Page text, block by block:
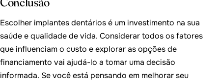
Escolher implantes dentários é um investimento na sua
saúde e qualidade de vida. Considerar todos os fatores
que influenciam o custo e explorar as opções de
financiamento vai ajudá-lo a tomar uma decisão
informada. Se você está pensando em melhorar seu